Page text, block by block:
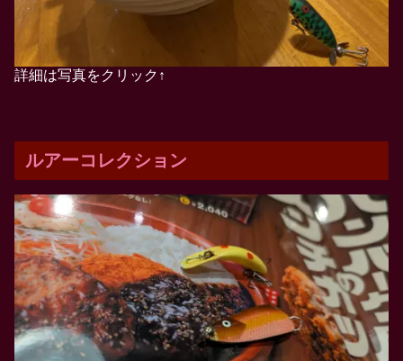
詳細は写真をクリック↑
ルアーコレクション